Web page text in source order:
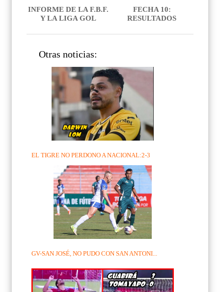
FECHA 10:
RESULTADOS
INFORME DE LA F.B.F.
Y LA LIGA GOL
Otras noticias:
EL TIGRE NO PERDONO A NACIONAL:2-3
GV-SAN JOSÉ, NO PUDO CON SAN ANTONI...